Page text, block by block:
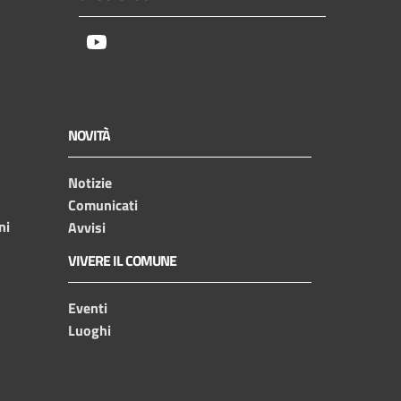
NOVITÀ
Notizie
Comunicati
Avvisi
VIVERE IL COMUNE
Eventi
Luoghi